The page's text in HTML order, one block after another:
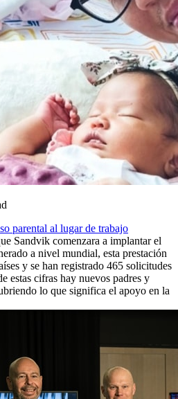
parental al lugar de trabajo
Sandvik comenzara a implantar el
a nivel mundial, esta prestación
y se han registrado 465 solicitudes
estas cifras hay nuevos padres y
lo que significa el apoyo en la